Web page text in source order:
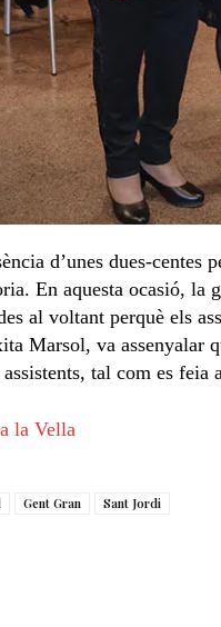
d’unes dues-centes
En aquesta ocasió, la
al voltant perquè els
Marsol, va assenyalar
tal com es feia
Gent Gran Sant Jordi